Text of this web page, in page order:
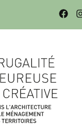
et le ménagement des territoires